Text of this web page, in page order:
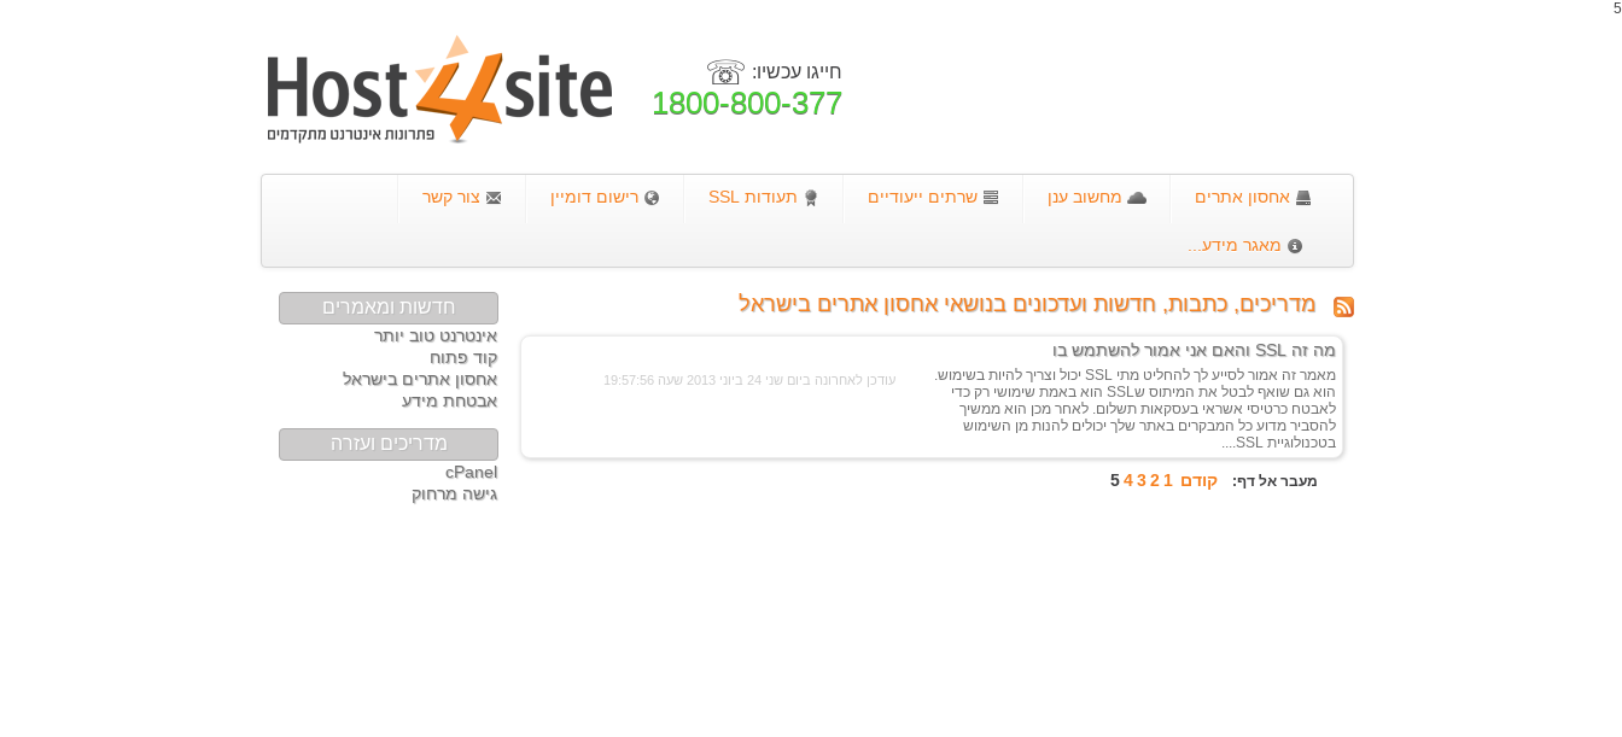
5
חייגו עכשיו: ☏
1800-800-377
אחסון אתרים מחשוב ענן שרתים ייעודיים תעודות SSL רישום דומיין צור קשר
מאגר מידע...
מדריכים, כתבות, חדשות ועדכונים בנושאי אחסון אתרים בישראל
מה זה SSL והאם אני אמור להשתמש בו
מאמר זה אמור לסייע לך להחליט מתי SSL יכול וצריך להיות בשימוש.
הוא גם שואף לבטל את המיתוס שSSL הוא באמת שימושי רק כדי
לאבטח כרטיסי אשראי בעסקאות תשלום. לאחר מכן הוא ממשיך
להסביר מדוע כל המבקרים באתר שלך יכולים להנות מן השימוש
בטכנולוגיית SSL....
עודכן לאחרונה ביום שני 24 ביוני 2013 שעה 19:57:56
מעבר אל דף: קודם 1
2
3
4
5
חדשות ומאמרים
אינטרנט טוב יותר
קוד פתוח
אחסון אתרים בישראל
אבטחת מידע
מדריכים ועזרה
cPanel
גישה מרחוק